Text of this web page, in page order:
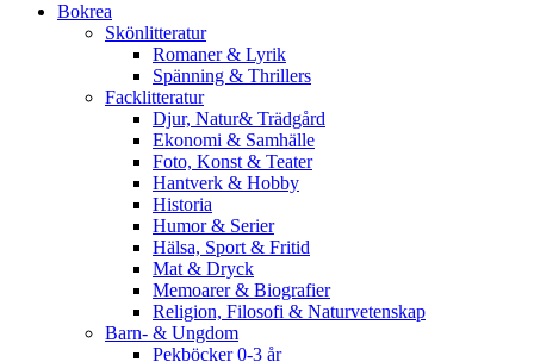
Bokrea
Skönlitteratur
Romaner & Lyrik
Spänning & Thrillers
Facklitteratur
Djur, Natur& Trädgård
Ekonomi & Samhälle
Foto, Konst & Teater
Hantverk & Hobby
Historia
Humor & Serier
Hälsa, Sport & Fritid
Mat & Dryck
Memoarer & Biografier
Religion, Filosofi & Naturvetenskap
Barn- & Ungdom
Pekböcker 0-3 år